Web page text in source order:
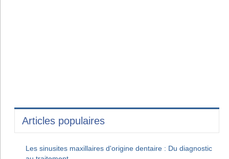
Articles populaires
Les sinusites maxillaires d'origine dentaire : Du diagnostic